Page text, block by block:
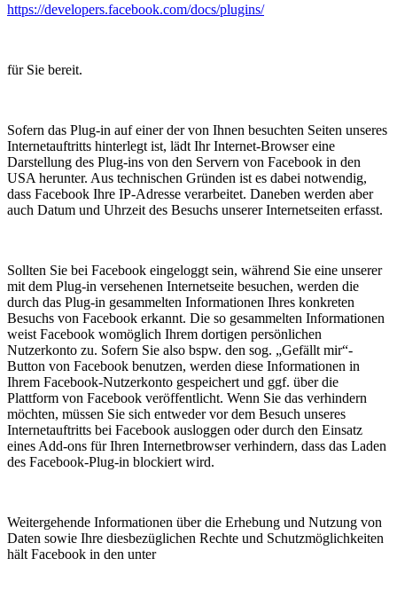
https://developers.facebook.com/docs/plugins/
für Sie bereit.
Sofern das Plug-in auf einer der von Ihnen besuchten Seiten unseres
Internetauftritts hinterlegt ist, lädt Ihr Internet-Browser eine
Darstellung des Plug-ins von den Servern von Facebook in den
USA herunter. Aus technischen Gründen ist es dabei notwendig,
dass Facebook Ihre IP-Adresse verarbeitet. Daneben werden aber
auch Datum und Uhrzeit des Besuchs unserer Internetseiten erfasst.
Sollten Sie bei Facebook eingeloggt sein, während Sie eine unserer
mit dem Plug-in versehenen Internetseite besuchen, werden die
durch das Plug-in gesammelten Informationen Ihres konkreten
Besuchs von Facebook erkannt. Die so gesammelten Informationen
weist Facebook womöglich Ihrem dortigen persönlichen
Nutzerkonto zu. Sofern Sie also bspw. den sog. „Gefällt mir“-
Button von Facebook benutzen, werden diese Informationen in
Ihrem Facebook-Nutzerkonto gespeichert und ggf. über die
Plattform von Facebook veröffentlicht. Wenn Sie das verhindern
möchten, müssen Sie sich entweder vor dem Besuch unseres
Internetauftritts bei Facebook ausloggen oder durch den Einsatz
eines Add-ons für Ihren Internetbrowser verhindern, dass das Laden
des Facebook-Plug-in blockiert wird.
Weitergehende Informationen über die Erhebung und Nutzung von
Daten sowie Ihre diesbezüglichen Rechte und Schutzmöglichkeiten
hält Facebook in den unter